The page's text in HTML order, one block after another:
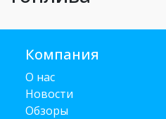
Компания
О нас
Новости
Обзоры